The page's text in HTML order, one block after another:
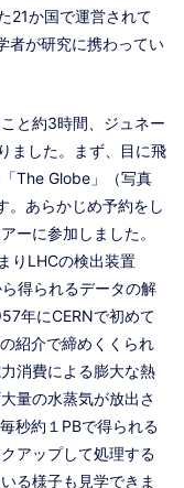
21か国で運営されて
者が研究に携わってい
と約3時間、ジュネー
ました。まず、目に飛
The Globe」（写真
。あらかじめ予約をし
ーに参加しました。
りLHCの検出装置
得られるデータの解
年にCERNで初めて
紹介で締めくくられ
消費による膨大な熱
量の水蒸気が放出さ
秒約１PBで得られる
アップして処理する
る様子も見学できま